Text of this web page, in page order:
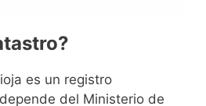
es un registro
del Ministerio de